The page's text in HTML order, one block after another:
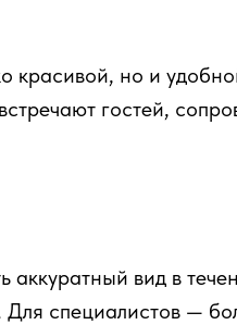
красивой, но и
гостей,
вид в
специалистов —